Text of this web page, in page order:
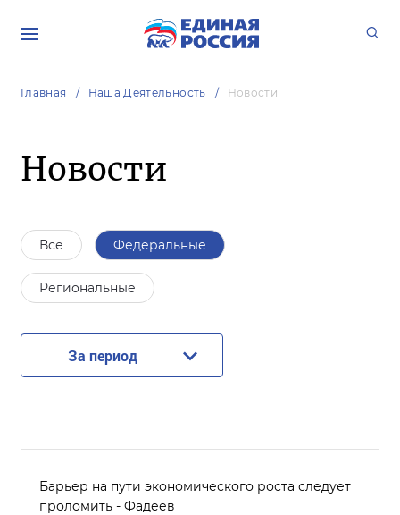
Главная Наша Деятельность Новости
Новости
Все Федеральные
Региональные
За период
Барьер на пути экономического роста следует
проломить - Фадеев